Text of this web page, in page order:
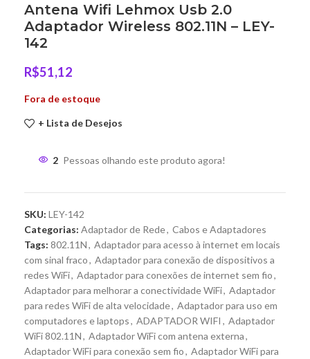
Antena Wifi Lehmox Usb 2.0
Adaptador Wireless 802.11N – LEY-
142
R$51,12
Fora de estoque
+ Lista de Desejos
2 Pessoas olhando este produto agora!
SKU: LEY-142
Categorias: Adaptador de Rede, Cabos e Adaptadores
Tags: 802.11N, Adaptador para acesso à internet em locais
com sinal fraco, Adaptador para conexão de dispositivos a
redes WiFi, Adaptador para conexões de internet sem fio,
Adaptador para melhorar a conectividade WiFi, Adaptador
para redes WiFi de alta velocidade, Adaptador para uso em
computadores e laptops, ADAPTADOR WIFI , Adaptador
WiFi 802.11N, Adaptador WiFi com antena externa,
Adaptador WiFi para conexão sem fio, Adaptador WiFi para